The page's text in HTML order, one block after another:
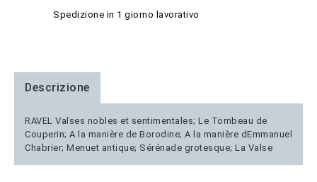
Spedizione in 1 giorno lavorativo
Descrizione
RAVEL Valses nobles et sentimentales; Le Tombeau de
Couperin; A la manière de Borodine; A la manière dEmmanuel
Chabrier; Menuet antique; Sérénade grotesque; La Valse